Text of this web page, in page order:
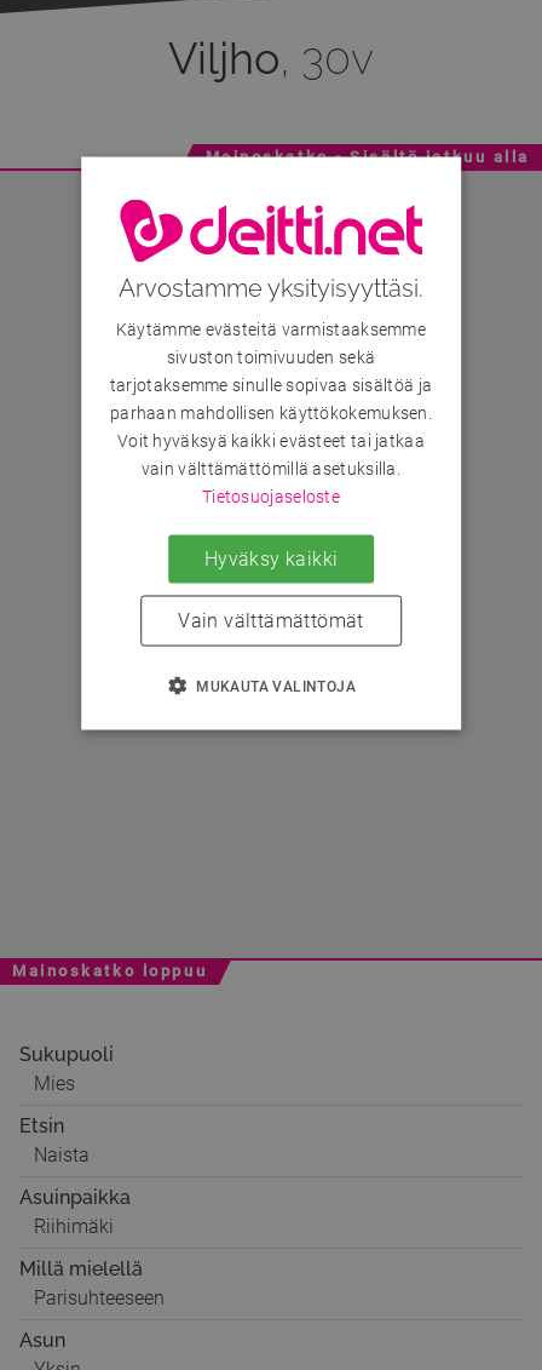
Viljho, 30v
Mainoskatko - Sisältö jatkuu alla
Mainoskatko loppuu
Sukupuoli
Mies
Etsin
Naista
Asuinpaikka
Riihimäki
Millä mielellä
Parisuhteeseen
Asun
Arvostamme yksityisyyttäsi.
Käytämme evästeitä varmistaaksemme
sivuston toimivuuden sekä
tarjotaksemme sinulle sopivaa sisältöä ja
parhaan mahdollisen käyttökokemuksen.
Voit hyväksyä kaikki evästeet tai jatkaa
vain välttämättömillä asetuksilla.
Tietosuojaseloste
Hyväksy kaikki
Vain välttämättömät
MUKAUTA VALINTOJA